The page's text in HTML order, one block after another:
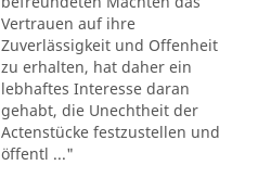
Vertrauen auf ihre
Zuverlässigkeit und Offenheit
zu erhalten, hat daher ein
lebhaftes Interesse daran
gehabt, die Unechtheit der
Actenstücke festzustellen und
öffentl ..."